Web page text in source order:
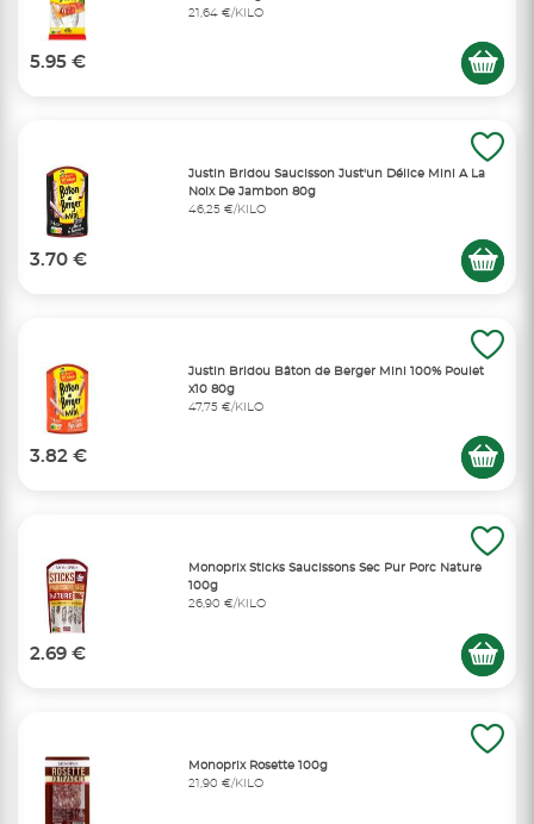
21,64 €/KILO
5.95 €
Justin Bridou Saucisson Just'un Délice Mini A La
Noix De Jambon 80g
46,25 €/KILO
3.70 €
Justin Bridou Bâton de Berger Mini 100% Poulet
x10 80g
47,75 €/KILO
3.82 €
Monoprix Sticks Saucissons Sec Pur Porc Nature
100g
26,90 €/KILO
2.69 €
Monoprix Rosette 100g
21,90 €/KILO